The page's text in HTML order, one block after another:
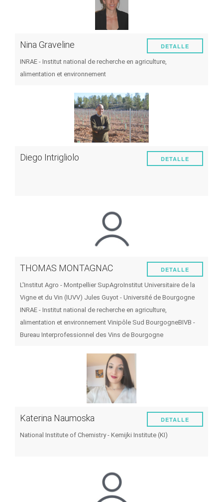
Nina Graveline
INRAE - Institut national de recherche en agriculture,
alimentation et environnement
DETALLE
Diego Intrigliolo DETALLE
THOMAS MONTAGNAC
L'Institut Agro - Montpellier SupAgroInstitut Universitaire de la
Vigne et du Vin (IUVV) Jules Guyot - Université de Bourgogne
INRAE - Institut national de recherche en agriculture,
alimentation et environnement Vinipôle Sud BourgogneBIVB -
Bureau Interprofessionnel des Vins de Bourgogne
DETALLE
Katerina Naumoska
National Institute of Chemistry - Kemijki Institute (KI)
DETALLE